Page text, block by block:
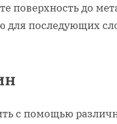
поверхность до
для последующих
с помощью